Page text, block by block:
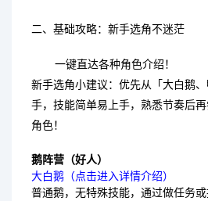
二、基础攻略：新手选角不迷茫
一键直达各种角色介绍！
新手选角小建议：优先从「大白鹅
手，技能简单易上手，熟悉节奏后
角色！
鹅阵营（好人）
大白鹅（点击进入详情介绍）
普通鹅，无特殊技能，通过做任务